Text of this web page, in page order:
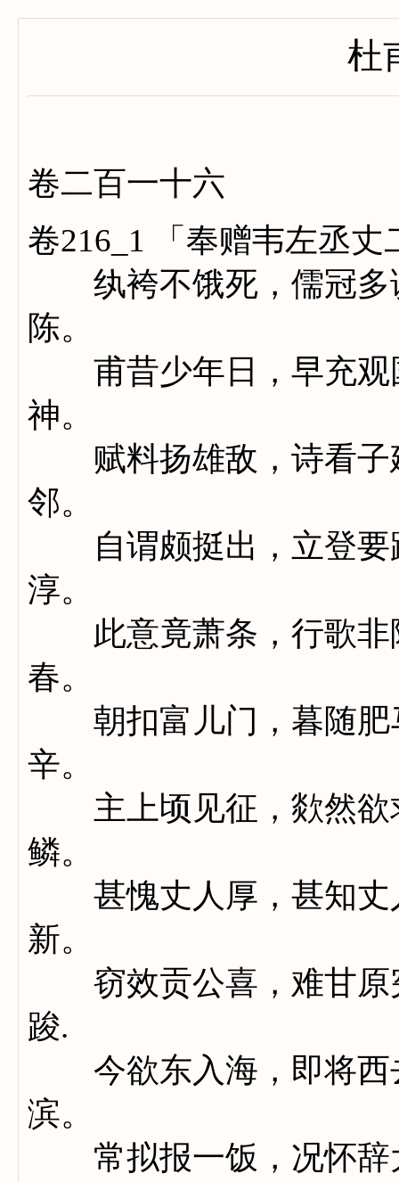
杜
卷二百一十六
卷216_1 「奉赠韦左丞
纨袴不饿死，儒冠多
陈。
甫昔少年日，早充观
神。
赋料扬雄敌，诗看子
邻。
自谓颇挺出，立登要
淳。
此意竟萧条，行歌非
春。
朝扣富儿门，暮随肥
辛。
主上顷见征，欻然欲
鳞。
甚愧丈人厚，甚知丈
新。
窃效贡公喜，难甘原
踆.
今欲东入海，即将西
滨。
常拟报一饭，况怀辞